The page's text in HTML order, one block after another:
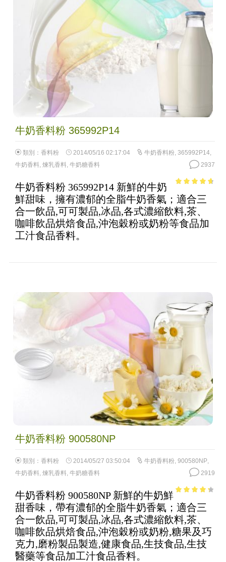
牛奶香料粉 365992P14
類別： 香料粉 2014/05/16 02:17:04 牛奶香料粉, 365992P14,
牛奶香料, 煉乳香料, 牛奶糖香料 2937
5
牛奶香料粉 365992P14 新鮮的牛奶
鮮甜味，擁有濃郁的全脂牛奶香氣；適合三
合一飲品,可可製品,冰品,各式濃縮飲料,茶、
咖啡飲品烘焙食品,沖泡穀粉或奶粉等食品加
工汁食品香料。
牛奶香料粉 900580NP
類別： 香料粉 2014/05/27 03:50:04 牛奶香料粉, 900580NP,
牛奶香料, 煉乳香料, 牛奶糖香料 2919
5
牛奶香料粉 900580NP 新鮮的牛奶鮮
甜香味，帶有濃郁的全脂牛奶香氣；適合三
合一飲品,可可製品,冰品,各式濃縮飲料,茶、
咖啡飲品烘焙食品,沖泡穀粉或奶粉,糖果及巧
克力,磨粉製品製造,健康食品,生技食品,生技
醫藥等食品加工汁食品香料。